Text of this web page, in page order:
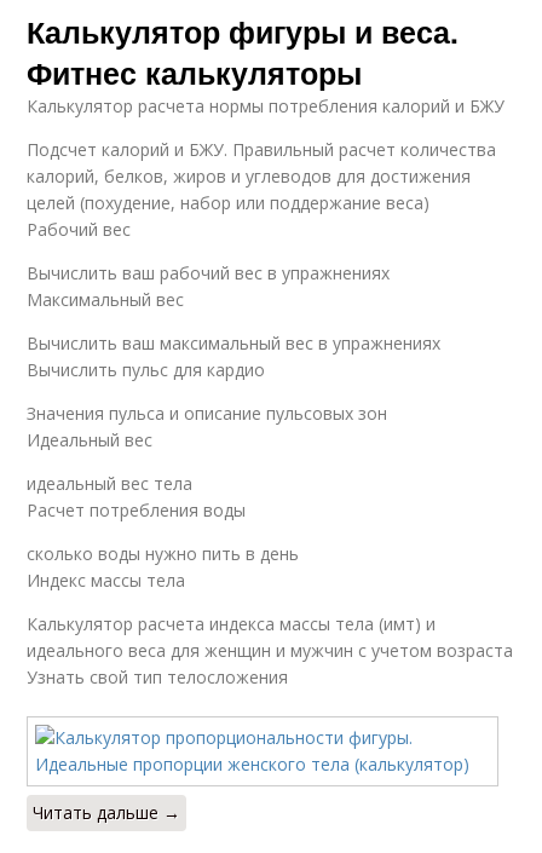
Калькулятор фигуры и веса.
Фитнес калькуляторы
Калькулятор расчета нормы потребления калорий и БЖУ
Подсчет калорий и БЖУ. Правильный расчет количества
калорий, белков, жиров и углеводов для достижения
целей (похудение, набор или поддержание веса)
Рабочий вес
Вычислить ваш рабочий вес в упражнениях
Максимальный вес
Вычислить ваш максимальный вес в упражнениях
Вычислить пульс для кардио
Значения пульса и описание пульсовых зон
Идеальный вес
идеальный вес тела
Расчет потребления воды
сколько воды нужно пить в день
Индекс массы тела
Калькулятор расчета индекса массы тела (имт) и
идеального веса для женщин и мужчин с учетом возраста
Узнать свой тип телосложения
Читать дальше →